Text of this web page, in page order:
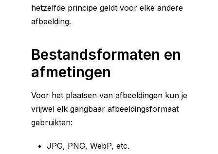
hetzelfde principe geldt voor elke andere
afbeelding.
Bestandsformaten en
afmetingen
Voor het plaatsen van afbeeldingen kun je
vrijwel elk gangbaar afbeeldingsformaat
gebruikten:
JPG, PNG, WebP, etc.